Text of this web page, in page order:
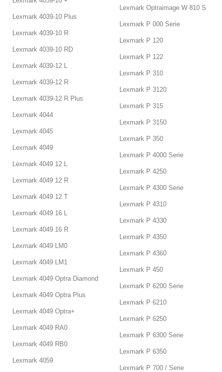
Lexmark 4039-10 Plus
Lexmark 4039-10 R
Lexmark 4039-10 RD
Lexmark 4039-12 L
Lexmark 4039-12 R
Lexmark 4039-12 R Plus
Lexmark 4044
Lexmark 4045
Lexmark 4049
Lexmark 4049 12 L
Lexmark 4049 12 R
Lexmark 4049 12 T
Lexmark 4049 16 L
Lexmark 4049 16 R
Lexmark 4049 LM0
Lexmark 4049 LM1
Lexmark 4049 Optra Diamond
Lexmark 4049 Optra Plus
Lexmark 4049 Optra+
Lexmark 4049 RA0
Lexmark 4049 RB0
Lexmark 4059
Lexmark Optraimage W 810 S
Lexmark P 000 Serie
Lexmark P 120
Lexmark P 122
Lexmark P 310
Lexmark P 3120
Lexmark P 315
Lexmark P 3150
Lexmark P 350
Lexmark P 4000 Serie
Lexmark P 4250
Lexmark P 4300 Serie
Lexmark P 4310
Lexmark P 4330
Lexmark P 4350
Lexmark P 4360
Lexmark P 450
Lexmark P 6200 Serie
Lexmark P 6210
Lexmark P 6250
Lexmark P 6300 Serie
Lexmark P 6350
Lexmark P 700 / Serie